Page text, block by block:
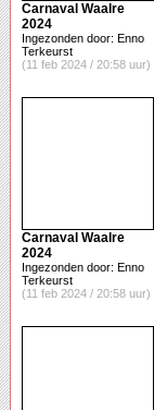
Carnaval Waalre
2024
Ingezonden door: Enno
Terkeurst
(11 feb 2024 / 20:58 uur)
Carnaval Waalre
2024
Ingezonden door: Enno
Terkeurst
(11 feb 2024 / 20:58 uur)